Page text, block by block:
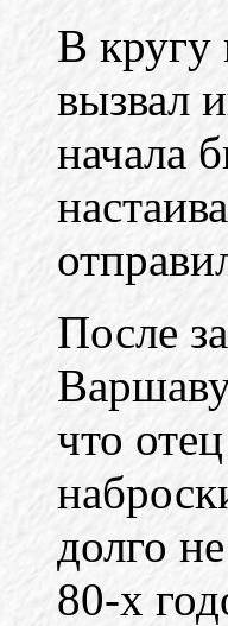
В кругу
вызвал
начала
После
что
долго
80-х